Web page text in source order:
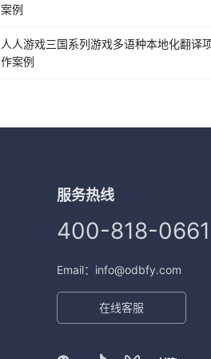
案例
人人游戏三国系列游戏多语种本地化翻译
作案例
服务热线
400-818-0661
Email：info@odbfy.com
在线客服